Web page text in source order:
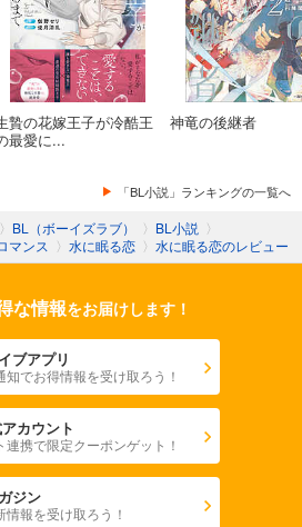
贄の花嫁王子が冷酷王
最愛に...
神竜の後継者
「BL小説」ランキングの一覧へ
〉 BL（ボーイズラブ） 〉 BL小説 〉
マンス 〉 水に眠る恋 〉 水に眠る恋のレビュー
な情報をお届けします！
ブアプリ
知でお得情報を受け取ろう！
カウント
連携で限定クーポンゲット！
ジン
情報を受け取ろう！